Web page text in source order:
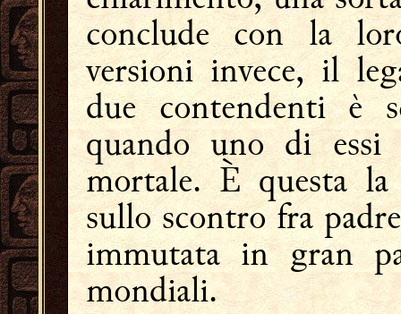
conclude con la
versioni invece, il
due contendenti è
quando uno di
mortale. È questa
sullo scontro fra
immutata in gran
mondiali.